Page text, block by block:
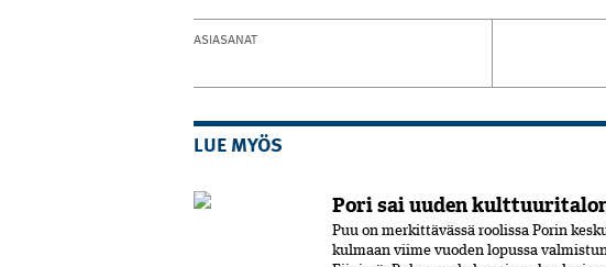
ASIASANAT
LUE MYÖS
Pori sai uuden
Puu on merkittävässä roolissa Porin
kulmaan viime vuoden lopussa